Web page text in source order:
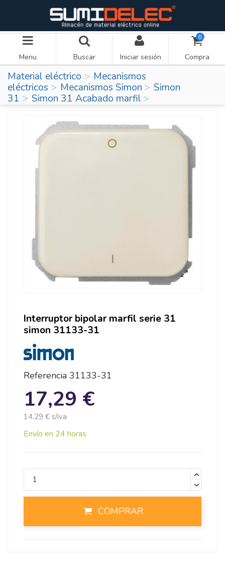
Menu Buscar Iniciar sesión
0
Compra
Material eléctrico
Mecanismos
eléctricos
Mecanismos Simon
Simon
31
Simon 31 Acabado marfil
Interruptor bipolar marfil serie 31
simon 31133-31
Referencia 31133-31
17,29 €
14,29 € s/iva
Envío en 24 horas
COMPRAR